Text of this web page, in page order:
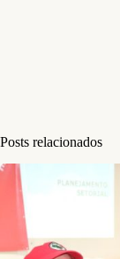
Posts relacionados